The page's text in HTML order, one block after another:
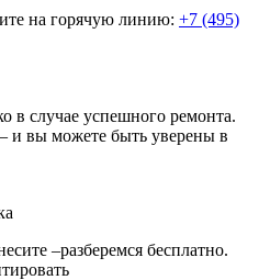
на горячую линию: +7 (495)
в случае успешного ремонта.
и вы можете быть уверены в
–разберемся бесплатно.